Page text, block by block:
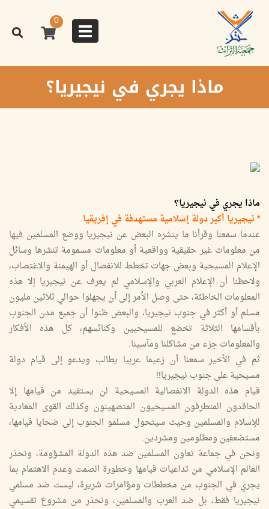
المحتوى
الرئيسي
Toggle
navigation
0
ماذا يجري في نيجيريا؟
ماذا يجري في نيجيريا؟
* نيجيريا أكبر دولة إسلامية مستهدفة في إفريقيا
عندما سمعنا وقرأنا ما ينشره البعض عن نيجيريا ووضع المسلمين فيها
من معلومات غير حقيقية وواقعية أو معلومات مسمومة تنشرها وسائل
الإعلام المسيحية وبعض جهات تخطط للانفصال أو الهيمنة والاغتصاب،
ولاحظنا أن الإعلام العربي والإسلامي لم يعرف عن نيجيريا إلا هذه
المعلومات الخاطئة، حتى وصل الأمر إلى أن يجهلوا حوالي ثلاثين مليون
مسلم أو أكثر في جنوب نيجيريا، والبعض ظنوا أن جميع مدن الجنوب
بأقسامها الثلاثة تخضع للمسيحيين وكنائسهم، كل هذه الأفكار
والمعلومات جزء من مشاكلنا ومآسينا.
ثم في الأخير سمعنا أن زعيما عربيا يطالب ويدعو إلى قيام دولة
مسيحية على جنوب نيجيريا!!
قيام هذه الدولة الانفصالية المسيحية لن يستفيد من قيامها إلا
الحاقدون المتطرفون المسيحيون المتصهينون وكذلك القوى المعادية
للإسلام والمسلمين وحيث سيتحول مسلمو الجنوب إلى ضحايا قيامها،
مستضعفين ومظلومين ومشردين.
ونحن في جماعة تعاون المسلمين ضد هذه الدولة المشؤومة، ونحذر
العالم الإسلامي من تداعيات قيامها وخطورة الصمت وعدم الاهتمام بما
يجري في الجنوب من مخططات ومؤامرات شريرة، ليست ضد مسلمي
نيجيريا فقط، بل ضد العرب والمسلمين، ونحذر من مشروع تقسيمي